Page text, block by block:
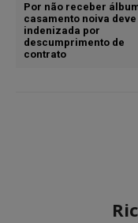
Por não receber
casamento noiva
indenizada por
descumprimento de
contrato